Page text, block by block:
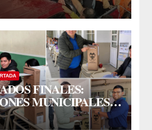
FINALES:
MUNICIPALES